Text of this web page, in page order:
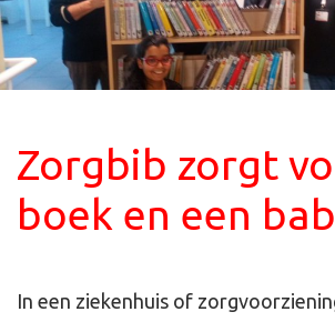
Zorgbib zorgt
boek en een
In een ziekenhuis of